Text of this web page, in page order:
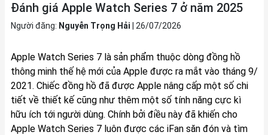
Đánh giá Apple Watch Series 7 ở năm 2025
Người đăng: Nguyễn Trọng Hải 26/07/2026
Apple Watch Series 7 là sản phẩm thuộc dòng đồng hồ
thông minh thế hệ mới của Apple được ra mắt vào tháng 9/
2021. Chiếc đồng hồ đã được Apple nâng cấp một số chi
tiết về thiết kế cũng như thêm một số tính năng cực kì
hữu ích tới người dùng. Chính bởi điều này đã khiến cho
Apple Watch Series 7 luôn được các iFan săn đón và tìm